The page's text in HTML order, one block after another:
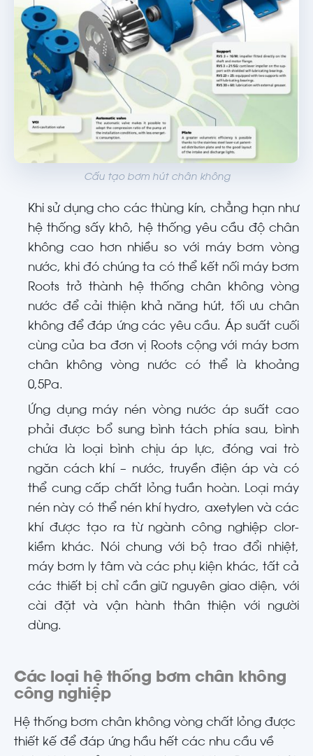
Cấu tạo bơm hút chân không
Khi sử dụng cho các thùng kín, chẳng hạn như
hệ thống sấy khô, hệ thống yêu cầu độ chân
không cao hơn nhiều so với máy bơm vòng
nước, khi đó chúng ta có thể kết nối máy bơm
Roots trở thành hệ thống chân không vòng
nước để cải thiện khả năng hút, tối ưu chân
không để đáp ứng các yêu cầu. Áp suất cuối
cùng của ba đơn vị Roots cộng với máy bơm
chân không vòng nước có thể là khoảng
0,5Pa.
Ứng dụng máy nén vòng nước áp suất cao
phải được bổ sung bình tách phía sau, bình
chứa là loại bình chịu áp lực, đóng vai trò
ngăn cách khí – nước, truyền điện áp và có
thể cung cấp chất lỏng tuần hoàn. Loại máy
nén này có thể nén khí hydro, axetylen và các
khí được tạo ra từ ngành công nghiệp clor-
kiềm khác. Nói chung với bộ trao đổi nhiệt,
máy bơm ly tâm và các phụ kiện khác, tất cả
các thiết bị chỉ cần giữ nguyên giao diện, với
cài đặt và vận hành thân thiện với người
dùng.
Các loại hệ thống bơm chân không
công nghiệp
Hệ thống bơm chân không vòng chất lỏng được
thiết kế để đáp ứng hầu hết các nhu cầu về